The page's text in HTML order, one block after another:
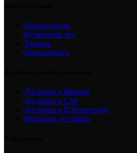
Новокузнецк
Кузнецкий лёд
Тюмень
Новосибирск
Доставка в Москве
Доставка в Спб
Доставка в Н.Новгороде
Филиалы доставки